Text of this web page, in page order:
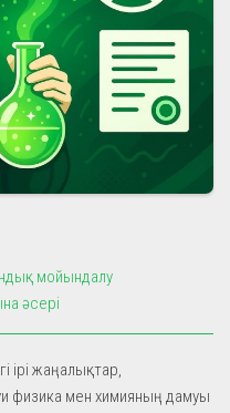
мойындалу
әсері
ірі жаңалықтар,
физика мен химияның дамуы